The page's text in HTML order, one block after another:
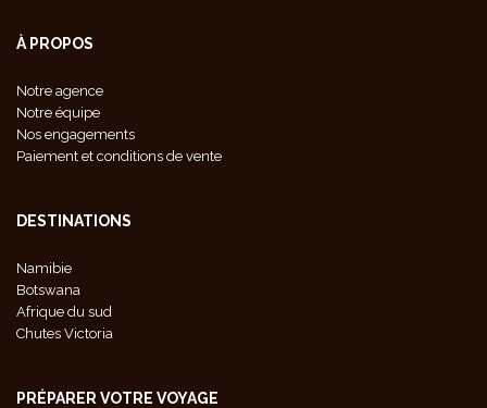
À PROPOS
Notre agence
Notre équipe
Nos engagements
Paiement et conditions de vente
DESTINATIONS
Namibie
Botswana
Afrique du sud
Chutes Victoria
PRÉPARER VOTRE VOYAGE